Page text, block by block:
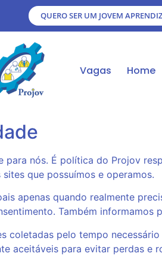
QUERO SER UM JOVEM APRENDIZ
Vagas Home
nós. É política do Projov
que possuímos e operamos.
apenas quando realmente
Também informamos
coletadas pelo tempo
aceitáveis ​​para evitar perdas e